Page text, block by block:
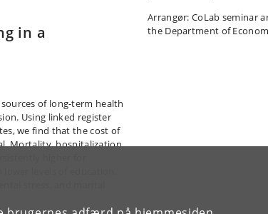
in a
of long-term health
Using linked register
we find that the cost of
Mortality, hospitalization,
stress, and marital
Arrangør: CoLab seminar
the Department of